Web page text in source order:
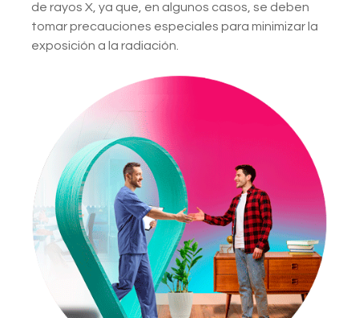
de rayos X, ya que, en algunos casos, se deben
tomar precauciones especiales para minimizar la
exposición a la radiación.